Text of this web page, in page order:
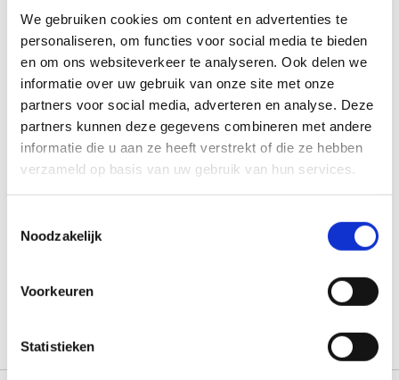
We gebruiken cookies om content en advertenties te
personaliseren, om functies voor social media te bieden
en om ons websiteverkeer te analyseren. Ook delen we
informatie over uw gebruik van onze site met onze
partners voor social media, adverteren en analyse. Deze
partners kunnen deze gegevens combineren met andere
informatie die u aan ze heeft verstrekt of die ze hebben
verzameld op basis van uw gebruik van hun services.
Noodzakelijk
Voorkeuren
Statistieken